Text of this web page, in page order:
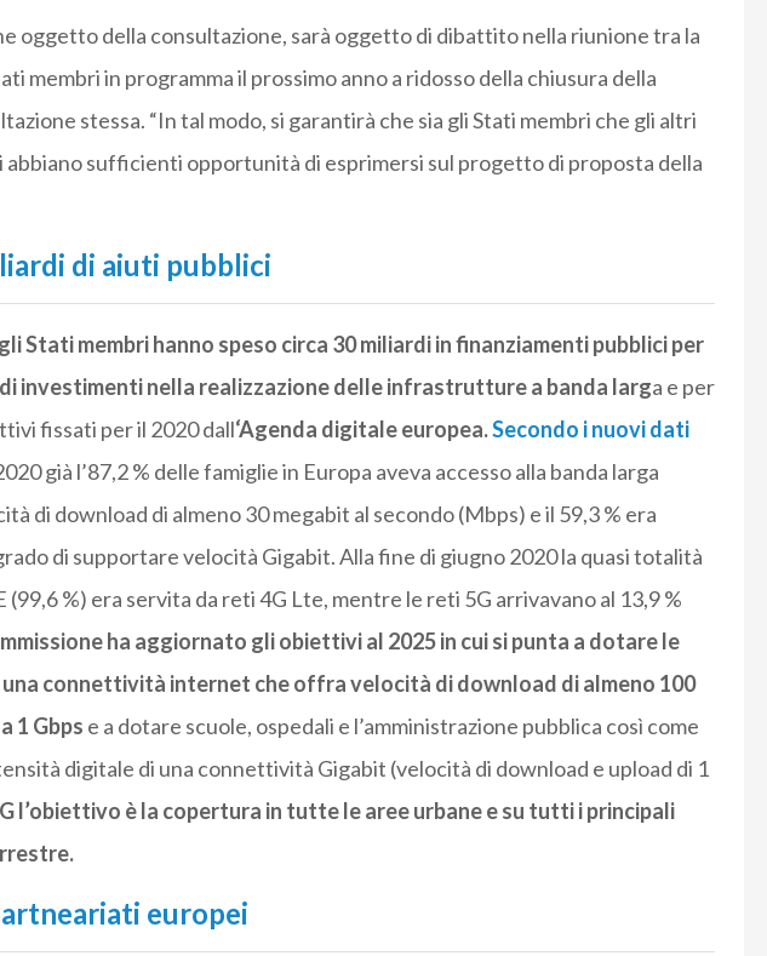
oggetto della consultazione, sarà oggetto di dibattito nella riunione tra la
membri in programma il prossimo anno a ridosso della chiusura della
stessa. “In tal modo, si garantirà che sia gli Stati membri che gli altri
sufficienti opportunità di esprimersi sul progetto di proposta della
di aiuti pubblici
Stati membri hanno speso circa 30 miliardi in finanziamenti pubblici per
investimenti nella realizzazione delle infrastrutture a banda larga e per
fissati per il 2020 dall‘Agenda digitale europea.Secondo i nuovi dati
già l’87,2 % delle famiglie in Europa aveva accesso alla banda larga
di download di almeno 30 megabit al secondo (Mbps) e il 59,3 % era
di supportare velocità Gigabit. Alla fine di giugno 2020 la quasi totalità
(99,6 %) era servita da reti 4G Lte, mentre le reti 5G arrivavano al 13,9 %
ha aggiornato gli obiettivi al 2025 in cui si punta a dotare le
connettività internet che offra velocità di download di almeno 100
1 Gbps e a dotare scuole, ospedali e l’amministrazione pubblica così come
digitale di una connettività Gigabit (velocità di download e upload di 1
l’obiettivo è la copertura in tutte le aree urbane e su tutti i principali
europei